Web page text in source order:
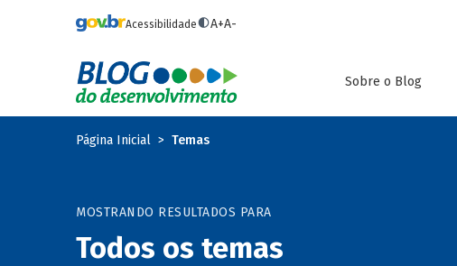
Acessibilidade A+A-
Sobre o Blog
Página Inicial Temas
MOSTRANDO RESULTADOS PARA
Todos os temas